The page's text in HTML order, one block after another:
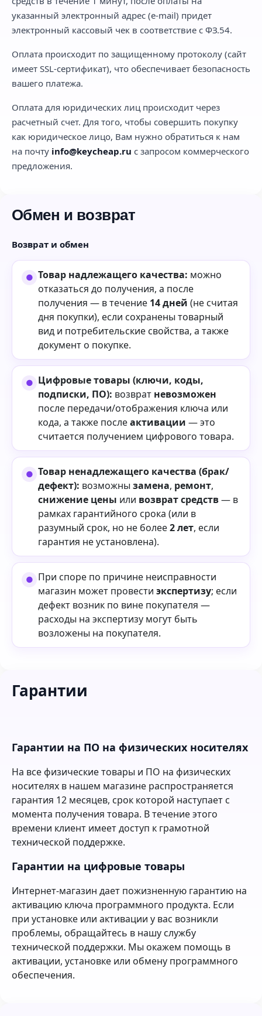
указанный электронный адрес (e-mail) придет
электронный кассовый чек в соответствие с ФЗ.54.
Оплата происходит по защищенному протоколу (сайт
имеет SSL-сертификат), что обеспечивает безопасность
вашего платежа.
Оплата для юридических лиц происходит через
расчетный счет. Для того, чтобы совершить покупку
как юридическое лицо, Вам нужно обратиться к нам
на почту info@keycheap.ru с запросом коммерческого
предложения.
Обмен и возврат
Возврат и обмен
Товар надлежащего качества: можно
отказаться до получения, а после
получения — в течение 14 дней (не считая
дня покупки), если сохранены товарный
вид и потребительские свойства, а также
документ о покупке.
Цифровые товары (ключи, коды,
подписки, ПО): возврат невозможен
после передачи/отображения ключа или
кода, а также послеактивации — это
считается получением цифрового товара.
Товар ненадлежащего качества (брак/
дефект): возможны замена, ремонт,
снижение цены или возврат средств— в
рамках гарантийного срока (или в
разумный срок, но не более2 лет, если
гарантия не установлена).
При споре по причине неисправности
магазин может провести экспертизу; если
дефект возник по вине покупателя —
расходы на экспертизу могут быть
возложены на покупателя.
Гарантии
Гарантии на ПО на физических носителях
На все физические товары и ПО на физических
носителях в нашем магазине распространяется
гарантия 12 месяцев, срок которой наступает с
момента получения товара. В течение этого
времени клиент имеет доступ к грамотной
технической поддержке.
Гарантии на цифровые товары
Интернет-магазин дает пожизненную гарантию на
активацию ключа программного продукта. Если
при установке или активации у вас возникли
проблемы, обращайтесь в нашу службу
технической поддержки. Мы окажем помощь в
активации, установке или обмену программного
обеспечения.